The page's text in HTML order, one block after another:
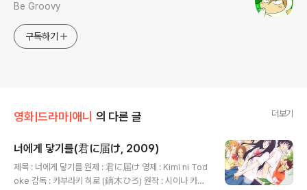
Be Groovy
구독하기
영화|드라마|애니 의 다른 글 더보기
너에게 닿기를(君に届け, 2009)
제목 : 너에게 닿기를 원제 : 君に届け 영제 : Kimi ni Tod
oke 감독 : 카부라키 히로 (鏑木ひろ) 원작 : 시이나 카루